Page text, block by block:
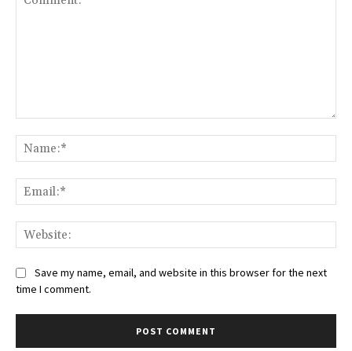
Save my name, email, and website in this browser for the next
time I comment.